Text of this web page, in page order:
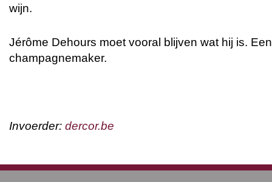
wijn.
Jérôme Dehours moet vooral blijven wat hij is.
champagnemaker.
Invoerder: dercor.be